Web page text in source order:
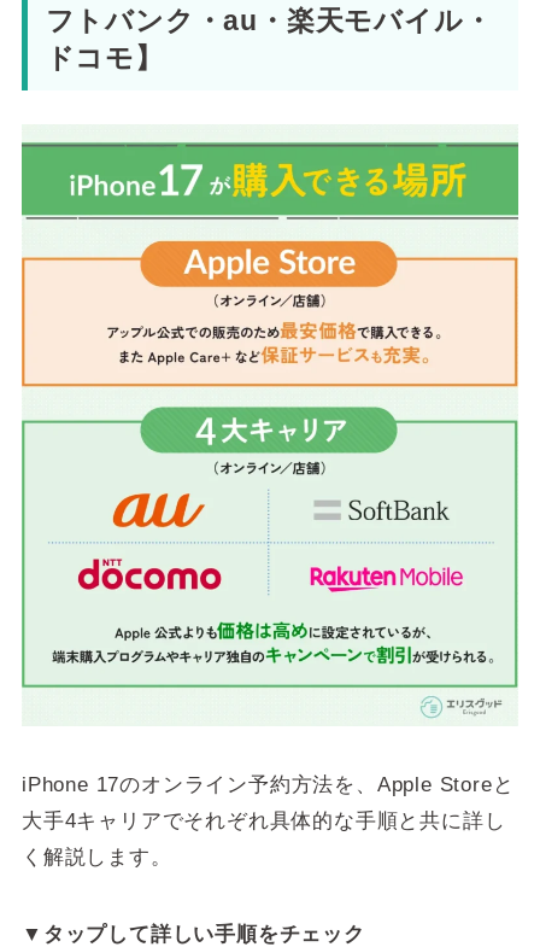
フトバンク・au・楽天モバイル・
ドコモ】
iPhone 17のオンライン予約方法を、Apple Storeと
大手4キャリアでそれぞれ具体的な手順と共に詳し
く解説します。
▼タップして詳しい手順をチェック